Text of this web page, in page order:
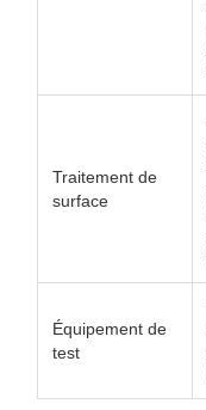
Traitement de
surface
Équipement de
test